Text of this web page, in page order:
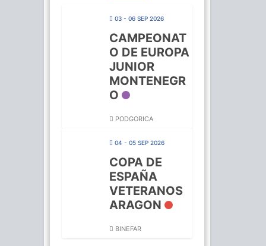
03 - 06 SEP 2026
CAMPEONAT
O DE EUROPA
JUNIOR
MONTENEGR
O
PODGORICA
04 - 05 SEP 2026
COPA DE
ESPAÑA
VETERANOS
ARAGON
BINEFAR